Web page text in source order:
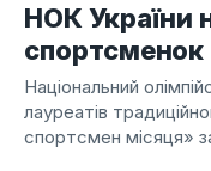
НОК України
спортсменок
Національний
лауреатів
спортсмен місяця»